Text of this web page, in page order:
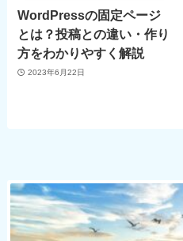
WordPressの固定ページ
とは？投稿との違い・作り
方をわかりやすく解説
2023年6月22日